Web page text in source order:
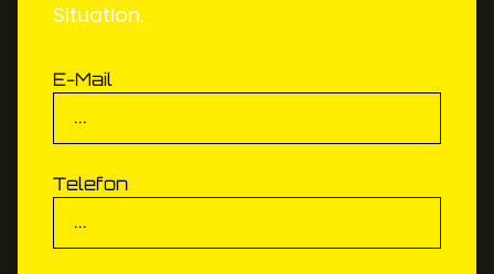
Situation.
E-Mail
Telefon